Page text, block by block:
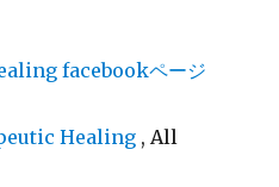
facebookページ
Healing , All